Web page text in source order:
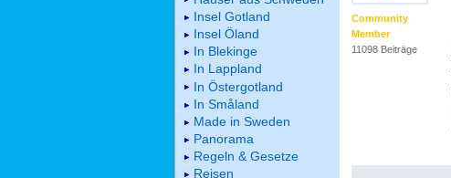
Community
Member
11098 Beiträge
Insel Gotland
Insel Öland
In Blekinge
In Lappland
In Östergotland
In Småland
Made in Sweden
Panorama
Regeln & Gesetze
Reisen